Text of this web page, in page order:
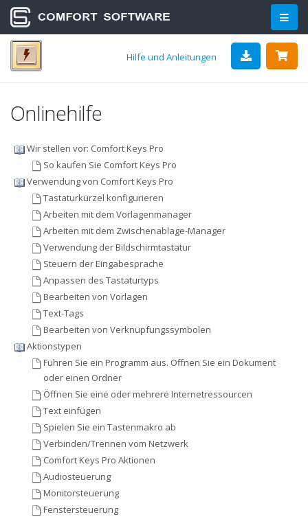
Hilfe und Anleitungen
Onlinehilfe
Wir stellen vor: Comfort Keys Pro
So kaufen Sie Comfort Keys Pro
Verwendung von Comfort Keys Pro
Tastaturkürzel konfigurieren
Arbeiten mit dem Vorlagenmanager
Arbeiten mit dem Zwischenablage-Manager
Verwendung der Bildschirmtastatur
Steuern der Eingabesprache
Anpassen des Tastaturtyps
Bearbeiten von Vorlagen
Text-Tags
Bearbeiten von Verknüpfungssymbolen
Aktionstypen
Führen Sie ein Programm aus. Öffnen Sie ein Dokument
oder einen Ordner
Öffnen Sie eine oder mehrere Internetressourcen
Text einfügen
Spielen Sie ein Tastenmakro ab
Verbinden/Trennen vom Netzwerk
Comfort Keys Pro Aktionen
Audiosteuerung
Monitorsteuerung
Fenstersteuerung